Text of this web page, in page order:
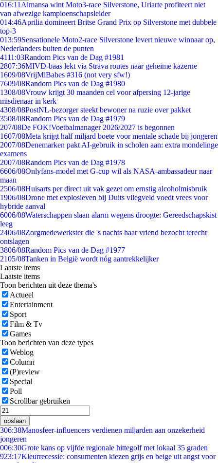
016:11 Almansa wint Moto3-race Silverstone, Uriarte profiteert niet
van afwezige kampioenschapsleider
014:46Aprilia domineert Britse Grand Prix op Silverstone met dubbele
top-3
013:59Sensationele Moto2-race Silverstone levert nieuwe winnaar op,
Nederlanders buiten de punten
4111:03Random Pics van de Dag #1981
2807:36MIVD-baas lekt via Strava routes naar geheime kazerne
1609/08VrijMiBabes #316 (not very sfw!)
7609/08Random Pics van de Dag #1980
1308/08Vrouw krijgt 30 maanden cel voor afpersing 12-jarige
misdienaar in kerk
4308/08PostNL-bezorger steekt bewoner na ruzie over pakket
3508/08Random Pics van de Dag #1979
207/08De FOK!Voetbalmanager 2026/2027 is begonnen
1607/08Meta krijgt half miljard boete voor mentale schade bij jongeren
2007/08Denemarken pakt AI-gebruik in scholen aan: extra mondelinge
examens
2007/08Random Pics van de Dag #1978
6606/08Onlyfans-model met G-cup wil als NASA-ambassadeur naar
maan
2506/08Huisarts per direct uit vak gezet om ernstig alcoholmisbruik
1906/08Drone met explosieven bij Duits vliegveld voedt vrees voor
hybride aanval
6006/08Waterschappen slaan alarm wegens droogte: Gereedschapskist
leeg
2406/08Zorgmedewerkster die 's nachts haar vriend bezocht terecht
ontslagen
3806/08Random Pics van de Dag #1977
2105/08Tanken in België wordt nóg aantrekkelijker
Laatste items
Laatste items
Toon berichten uit deze thema's
Actueel
Entertainment
Sport
Film & Tv
Games
Toon berichten van deze types
Weblog
Column
(P)review
Special
Poll
Scrollbar gebruiken
opslaan
306:38Manosfeer-influencers verdienen miljarden aan onzekerheid
jongeren
006:30Grote kans op vijfde regionale hittegolf met lokaal 35 graden
923:17Kleurrecessie: consumenten kiezen grijs en beige uit angst voor